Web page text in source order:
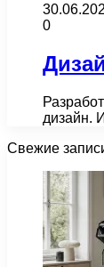
0
дизайн.
Свежие